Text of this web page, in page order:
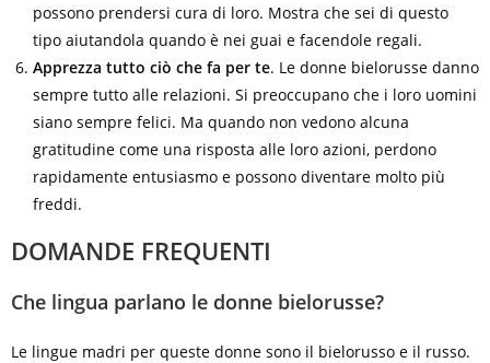
possono prendersi cura di loro. Mostra che sei di questo
tipo aiutandola quando è nei guai e facendole regali.
Apprezza tutto ciò che fa per te. Le donne bielorusse danno
sempre tutto alle relazioni. Si preoccupano che i loro uomini
siano sempre felici. Ma quando non vedono alcuna
gratitudine come una risposta alle loro azioni, perdono
rapidamente entusiasmo e possono diventare molto più
freddi.
DOMANDE FREQUENTI
Che lingua parlano le donne bielorusse?
Le lingue madri per queste donne sono il bielorusso e il russo.